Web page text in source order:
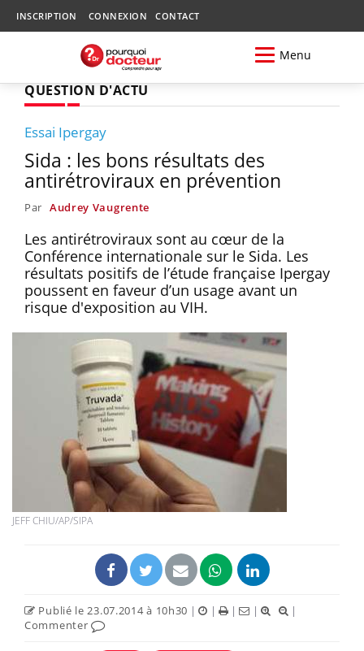
INSCRIPTION CONNEXION CONTACT
Menu
QUESTION D'ACTU
Essai Ipergay
Sida : les bons résultats des
antirétroviraux en prévention
Par Audrey Vaugrente
Les antirétroviraux sont au cœur de la
Conférence internationale sur le Sida. Les
résultats positifs de l’étude française Ipergay
poussent en faveur d’un usage avant un
risque d'exposition au VIH.
JEFF CHIU/AP/SIPA
Publié le 23.07.2014 à 10h30 | | | |
|
Commenter